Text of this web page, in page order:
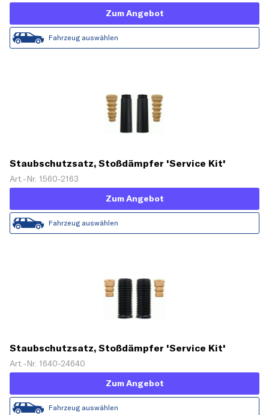
Zum Angebot
Fahrzeug auswählen
Staubschutzsatz, Stoßdämpfer 'Service Kit'
Art.-Nr. 1560-2163
Zum Angebot
Fahrzeug auswählen
Staubschutzsatz, Stoßdämpfer 'Service Kit'
Art.-Nr. 1640-24640
Zum Angebot
Fahrzeug auswählen